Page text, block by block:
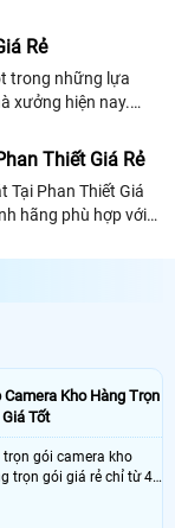
như giám sát
Rẻ
trong những lựa
xưởng hiện nay.
dễ dàng mà
Thiết Giá Rẻ
Tại Phan Thiết Giá
hãng phù hợp với
sau...
Camera Kho Hàng Trọn
Tốt
trọn gói camera kho
trọn gói giá rẻ chỉ từ 4